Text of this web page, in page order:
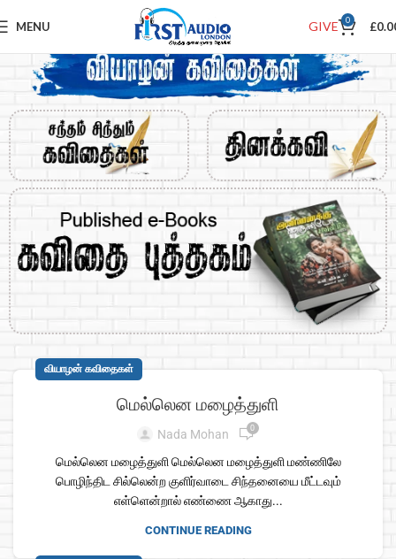
MENU GIVE 0 £
வியாழன் கவிதைகள்
மெல்லென மழைத்துளி
Nada Mohan 0
மெல்லென மழைத்துளி மெல்லென மழைத்துளி மண்ணிலே
பொழிந்திட சில்லென்ற குளிர்வாடை சிந்தனையை மீட்டவும்
எள்ளென்றால் எண்ணை ஆகாது...
CONTINUE READING